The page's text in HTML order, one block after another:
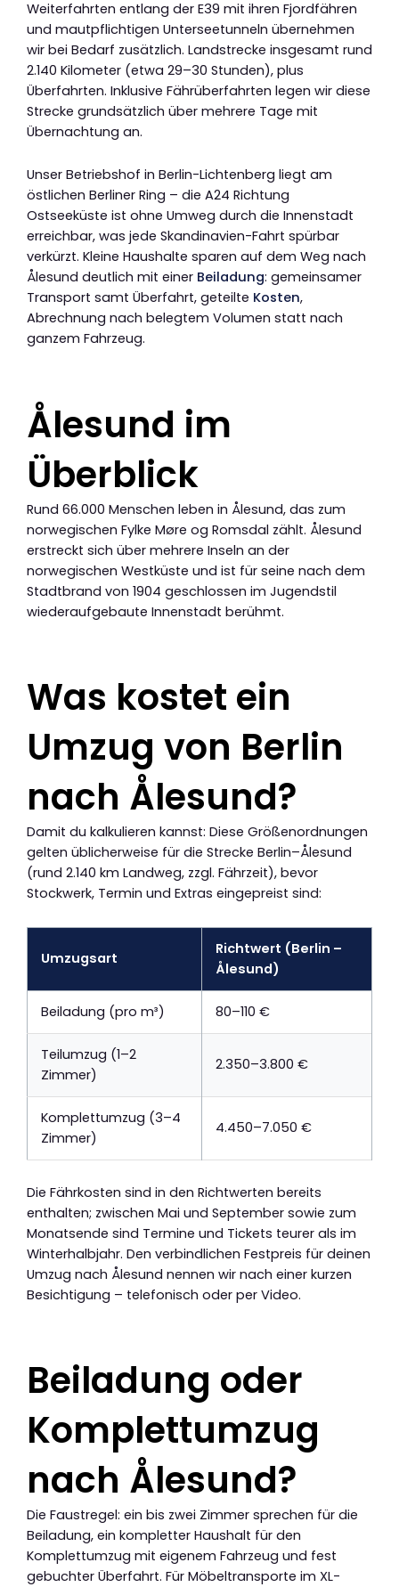
Weiterfahrten entlang der E39 mit ihren Fjordfähren
und mautpflichtigen Unterseetunneln übernehmen
wir bei Bedarf zusätzlich. Landstrecke insgesamt rund
2.140 Kilometer (etwa 29–30 Stunden), plus
Überfahrten. Inklusive Fährüberfahrten legen wir diese
Strecke grundsätzlich über mehrere Tage mit
Übernachtung an.
Unser Betriebshof in Berlin-Lichtenberg liegt am
östlichen Berliner Ring – die A24 Richtung
Ostseeküste ist ohne Umweg durch die Innenstadt
erreichbar, was jede Skandinavien-Fahrt spürbar
verkürzt. Kleine Haushalte sparen auf dem Weg nach
Ålesund deutlich mit einer Beiladung: gemeinsamer
Transport samt Überfahrt, geteilte Kosten,
Abrechnung nach belegtem Volumen statt nach
ganzem Fahrzeug.
Ålesund im
Überblick
Rund 66.000 Menschen leben in Ålesund, das zum
norwegischen Fylke Møre og Romsdal zählt. Ålesund
erstreckt sich über mehrere Inseln an der
norwegischen Westküste und ist für seine nach dem
Stadtbrand von 1904 geschlossen im Jugendstil
wiederaufgebaute Innenstadt berühmt.
Was kostet ein
Umzug von Berlin
nach Ålesund?
Damit du kalkulieren kannst: Diese Größenordnungen
gelten üblicherweise für die Strecke Berlin–Ålesund
(rund 2.140 km Landweg, zzgl. Fährzeit), bevor
Stockwerk, Termin und Extras eingepreist sind:
Umzugsart
Richtwert (Berlin –
Ålesund)
Beiladung (pro m³) 80–110 €
Teilumzug (1–2
Zimmer)
2.350–3.800 €
Komplettumzug (3–4
Zimmer)
4.450–7.050 €
Die Fährkosten sind in den Richtwerten bereits
enthalten; zwischen Mai und September sowie zum
Monatsende sind Termine und Tickets teurer als im
Winterhalbjahr. Den verbindlichen Festpreis für deinen
Umzug nach Ålesund nennen wir nach einer kurzen
Besichtigung – telefonisch oder per Video.
Beiladung oder
Komplettumzug
nach Ålesund?
Die Faustregel: ein bis zwei Zimmer sprechen für die
Beiladung, ein kompletter Haushalt für den
Komplettumzug mit eigenem Fahrzeug und fest
gebuchter Überfahrt. Für Möbeltransporte im XL-